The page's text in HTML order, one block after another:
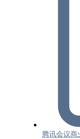
腾讯会议商